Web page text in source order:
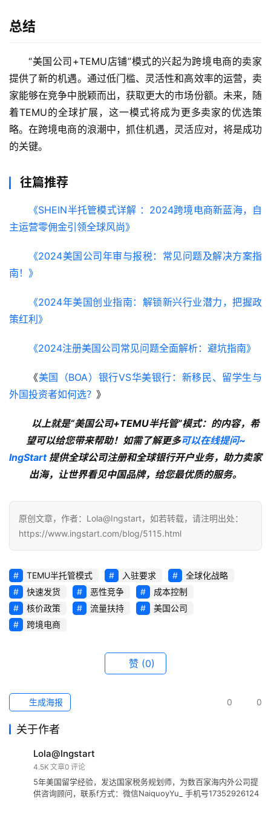
总结
“美国公司+TEMU店铺”模式的兴起为跨境电商的卖家
提供了新的机遇。通过低门槛、灵活性和高效率的运营，卖
家能够在竞争中脱颖而出，获取更大的市场份额。未来，随
着TEMU的全球扩展，这一模式将成为更多卖家的优选策
略。在跨境电商的浪潮中，抓住机遇，灵活应对，将是成功
的关键。
往篇推荐
《SHEIN半托管模式详解 ：2024跨境电商新蓝海，自
主运营零佣金引领全球风尚》
《2024美国公司年审与报税：常见问题及解决方案指
南！》
《2024年美国创业指南：解锁新兴行业潜力，把握政
策红利》
《2024注册美国公司常见问题全面解析：避坑指南》
《美国（BOA）银行VS华美银行：新移民、留学生与
外国投资者如何选？ 》
以上就是“美国公司+TEMU半托管”模式：的内容，希
望可以给您带来帮助！如需了解更多可以在线提问~
lngStart 提供全球公司注册和全球银行开户业务，助力卖家
出海，让世界看见中国品牌，给您最优质的服务。
原创文章，作者：Lola@Ingstart，如若转载，请注明出处：
https://www.ingstart.com/blog/5115.html
TEMU半托管模式 入驻要求
全球化战略
快速发货
恶性竞争
成本控制
核价政策
流量扶持
美国公司
跨境电商
赞 (0)
0 0
生成海报
关于作者
Lola@Ingstart
4.5K 文章0 评论
5年美国留学经验，发达国家税务规划师，为数百家海内外公司提
供咨询顾问，联系f方式：微信NaiquoyYu_ 手机号17352926124